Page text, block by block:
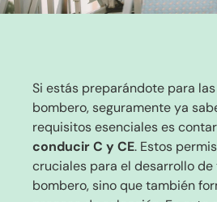
Si estás preparándote para
bombero, seguramente ya
requisitos esenciales es
conducir C y CE. Estos
cruciales para el desarrollo
bombero, sino que también